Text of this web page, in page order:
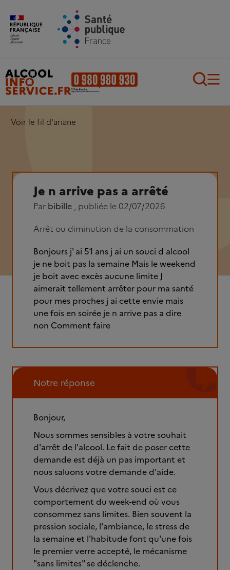
Aller au contenu principal
Voir le fil d'ariane
Je n arrive pas a arrêté
Par bibille , publiée le 02/07/2026
Arrêt ou diminution de la consommation
Bonjours j' ai 51 ans j ai un souci d alcool
je ne boit pas la semaine Mais le weekend
je boit avec excès aucune limite J
aimerait tellement arrêter pour ma santé
pour mes proches j ai cette envie mais
une fois en soirée je n arrive pas a dire
non Comment faire
Notre réponse
Bonjour,
Nous sommes sensibles à votre souhait
d'arrêt de l'alcool. Le fait de poser cette
demande est déjà un pas important et
nous saluons votre demande d'aide.
Vous décrivez que votre souci est ce
comportement du week-end où vous
consommez sans limites. Bien souvent la
pression sociale, l'ambiance, le stress de
la semaine et l'habitude font qu'une fois
le premier verre accepté, le mécanisme
"sans limites" se déclenche.